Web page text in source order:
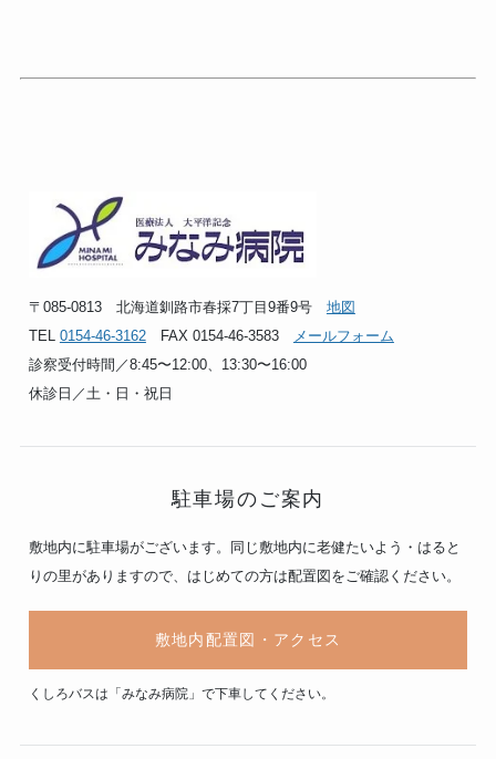
〒085-0813 北海道釧路市春採7丁目9番9号 地図
TEL 0154-46-3162FAX 0154-46-3583
メールフォーム
診察受付時間／8:45〜12:00、13:30〜16:00
休診日／土・日・祝日
駐車場のご案内
敷地内に駐車場がございます。同じ敷地内に老健たいよう・はると
りの里がありますので、はじめての方は配置図をご確認ください。
敷地内配置図・アクセス
くしろバスは「みなみ病院」で下車してください。